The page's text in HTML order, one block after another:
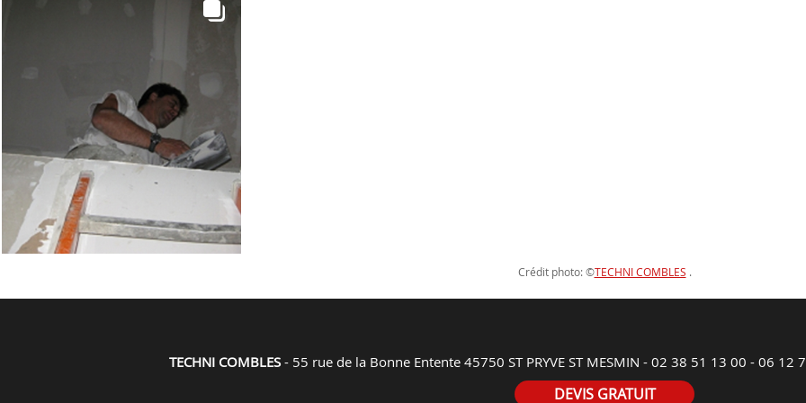
Crédit photo: ©TECHNI COMBLES .
TECHNI COMBLES - 55 rue de la Bonne Entente 45750 ST PRYVE ST MESMIN - 02 38 51 13 00 - 06 12
DEVIS GRATUIT